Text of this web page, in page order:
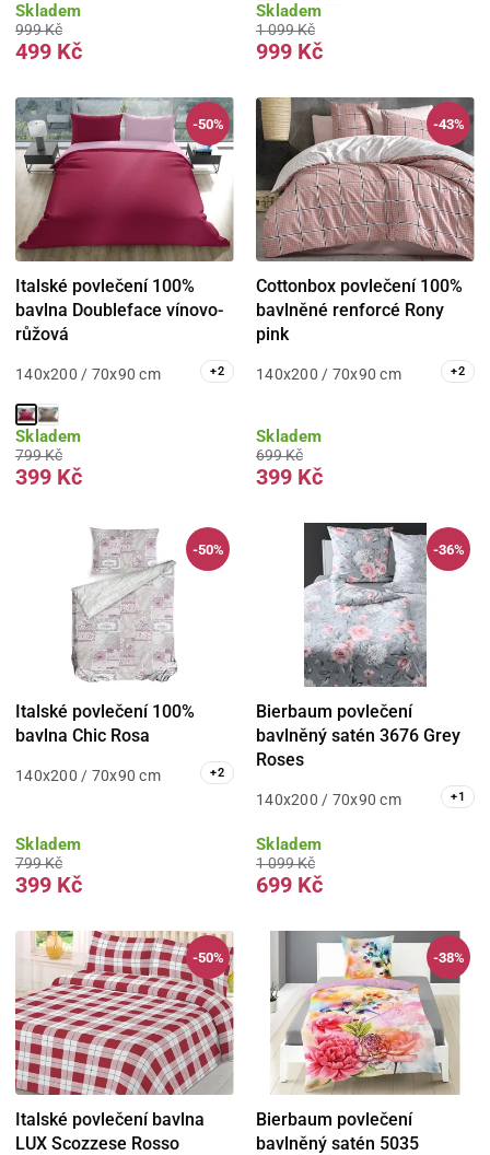
Skladem
999 Kč
499 Kč
Skladem
1 099 Kč
999 Kč
-50%
Italské povlečení 100%
bavlna Doubleface vínovo-
růžová
140x200 / 70x90 cm +2
Skladem
799 Kč
399 Kč
-43%
Cottonbox povlečení 100%
bavlněné renforcé Rony
pink
140x200 / 70x90 cm +2
Skladem
699 Kč
399 Kč
-50%
Italské povlečení 100%
bavlna Chic Rosa
140x200 / 70x90 cm +2
Skladem
799 Kč
399 Kč
-36%
Bierbaum povlečení
bavlněný satén 3676 Grey
Roses
140x200 / 70x90 cm +1
Skladem
1 099 Kč
699 Kč
-50%
Italské povlečení bavlna
LUX Scozzese Rosso
-38%
Bierbaum povlečení
bavlněný satén 5035